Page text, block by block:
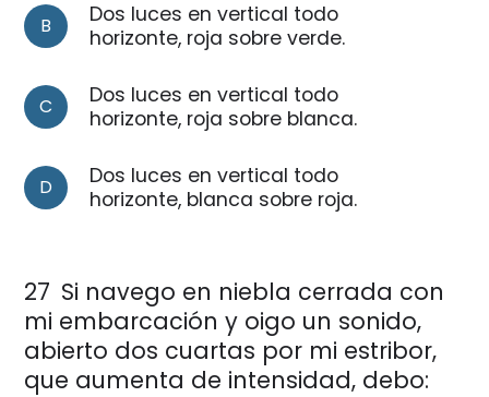
B
Dos luces en vertical todo
horizonte, roja sobre verde.
C
Dos luces en vertical todo
horizonte, roja sobre blanca.
D
Dos luces en vertical todo
horizonte, blanca sobre roja.
27 Si navego en niebla cerrada con
mi embarcación y oigo un sonido,
abierto dos cuartas por mi estribor,
que aumenta de intensidad, debo: